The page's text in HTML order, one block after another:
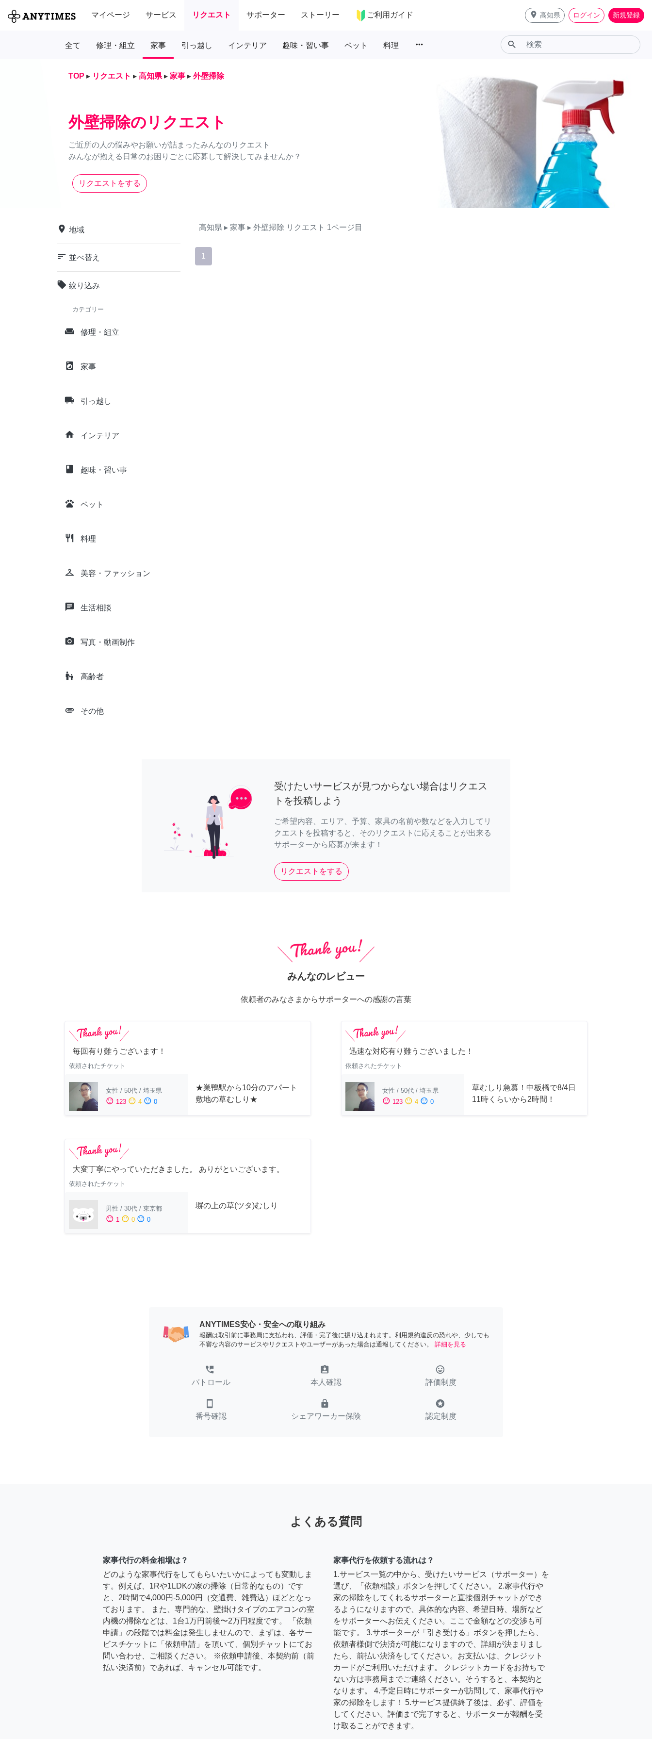
マイページ サービス リクエスト サポーター ストーリー ご利用ガイド place 高知県 ログイン 新規登録
全て 修理・組立 家事 引っ越し インテリア 趣味・習い事 ペット 料理 more_horiz search
TOP ▸ リクエスト ▸ 高知県 ▸ 家事 ▸ 外壁掃除
外壁掃除のリクエスト
ご近所の人の悩みやお願いが詰まったみんなのリクエスト
みんなが抱える日常のお困りごとに応募して解決してみませんか？
リクエストをする
place 地域
sort 並べ替え
local_offer 絞り込み
カテゴリー
weekend 修理・組立
local_laundry_service 家事
local_shipping 引っ越し
home インテリア
class 趣味・習い事
pets ペット
restaurant 料理
checkroom 美容・ファッション
chat 生活相談
camera_alt 写真・動画制作
escalator_warning 高齢者
attachment その他
高知県 ▸ 家事 ▸ 外壁掃除 リクエスト 1ページ目
1
受けたいサービスが見つからない場合はリクエス
トを投稿しよう
ご希望内容、エリア、予算、家具の名前や数などを入力してリ
クエストを投稿すると、そのリクエストに応えることが出来る
サポーターから応募が来ます！
リクエストをする
みんなのレビュー
依頼者のみなさまからサポーターへの感謝の言葉
毎回有り難うございます！
依頼されたチケット
女性 / 50代 / 埼玉県
sentiment_satisfied 123 sentiment_neutral 4 sentiment_dissatisfied 0
★巣鴨駅から10分のアパート
敷地の草むしり★
迅速な対応有り難うございました！
依頼されたチケット
女性 / 50代 / 埼玉県
sentiment_satisfied 123 sentiment_neutral 4 sentiment_dissatisfied 0
草むしり急募！中板橋で8/4日
11時くらいから2時間！
大変丁寧にやっていただきました。 ありがといございます。
依頼されたチケット
男性 / 30代 / 東京都
sentiment_satisfied 1 sentiment_neutral 0 sentiment_dissatisfied 0
塀の上の草(ツタ)むしり
ANYTIMES安心・安全への取り組み
報酬は取引前に事務局に支払われ、評価・完了後に振り込まれます。利用規約違反の恐れや、少しでも
不審な内容のサービスやリクエストやユーザーがあった場合は通報してください。
詳細を見る
perm_phone_msg
パトロール
assignment_ind
本人確認
tag_faces
評価制度
smartphone
番号確認
lock
シェアワーカー保険
stars
認定制度
よくある質問
家事代行の料金相場は？
どのような家事代行をしてもらいたいかによっても変動しま
す。例えば、1Rや1LDKの家の掃除（日常的なもの）です
と、2時間で4,000円-5,000円（交通費、雑費込）ほどとなっ
ております。 また、専門的な、壁掛けタイプのエアコンの室
内機の掃除などは、1台1万円前後〜2万円程度です。 「依頼
申請」の段階では料金は発生しませんので、まずは、各サー
ビスチケットに「依頼申請」を頂いて、個別チャットにてお
問い合わせ、ご相談ください。 ※依頼申請後、本契約前（前
払い決済前）であれば、キャンセル可能です。
家事代行を依頼する流れは？
1.サービス一覧の中から、受けたいサービス（サポーター）を
選び、「依頼相談」ボタンを押してください。 2.家事代行や
家の掃除をしてくれるサポーターと直接個別チャットができ
るようになりますので、具体的な内容、希望日時、場所など
をサポーターへお伝えください。ここで金額などの交渉も可
能です。 3.サポーターが「引き受ける」ボタンを押したら、
依頼者様側で決済が可能になりますので、詳細が決まりまし
たら、前払い決済をしてください。お支払いは、クレジット
カードがご利用いただけます。 クレジットカードをお持ちで
ない方は事務局までご連絡ください。そうすると、本契約と
なります。 4.予定日時にサポーターが訪問して、家事代行や
家の掃除をします！ 5.サービス提供終了後は、必ず、評価を
してください。評価まで完了すると、サポーターが報酬を受
け取ることができます。